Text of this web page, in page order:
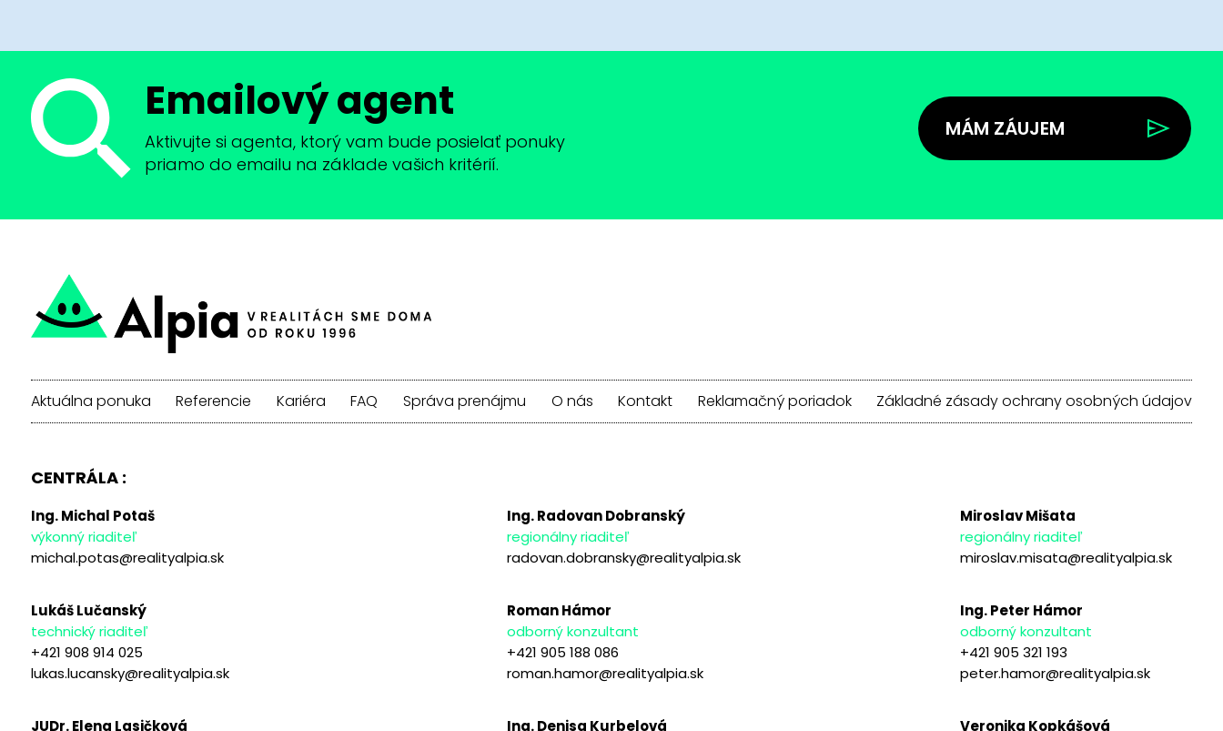
Emailový agent
Aktivujte si agenta, ktorý vam bude posielať ponuky
priamo do emailu na základe vašich kritérií.
MÁM ZÁUJEM
Aktuálna ponuka Referencie Kariéra FAQ Správa prenájmu O nás Kontakt Reklamačný poriadok Základné zásady ochrany osobných údajov
CENTRÁLA :
Ing. Michal Potaš
výkonný riaditeľ
michal.potas@realityalpia.sk
Ing. Radovan Dobranský
regionálny riaditeľ
radovan.dobransky@realityalpia.sk
Miroslav Mišata
regionálny riaditeľ
miroslav.misata@realityalpia.sk
Lukáš Lučanský
technický riaditeľ
+421 908 914 025
lukas.lucansky@realityalpia.sk
Roman Hámor
odborný konzultant
+421 905 188 086
roman.hamor@realityalpia.sk
Ing. Peter Hámor
odborný konzultant
+421 905 321 193
peter.hamor@realityalpia.sk
JUDr. Elena Lasičková Ing. Denisa Kurbelová Veronika Kopkášová